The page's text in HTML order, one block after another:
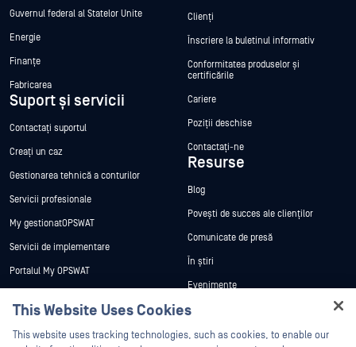
Guvernul federal al Statelor Unite
Energie
Finanțe
Fabricarea
Suport și servicii
Contactați suportul
Creați un caz
Gestionarea tehnică a conturilor
Servicii profesionale
My gestionatOPSWAT
Servicii de implementare
Portalul My OPSWAT
Clienți
Înscriere la buletinul informativ
Conformitatea produselor și
certificările
Cariere
Poziții deschise
Contactați-ne
Resurse
Blog
Povești de succes ale clienților
Comunicate de presă
În știri
Evenimente
Webinare
Fișe de date
This Website Uses Cookies
This website uses tracking technologies, such as cookies, to enable our
Hey there!